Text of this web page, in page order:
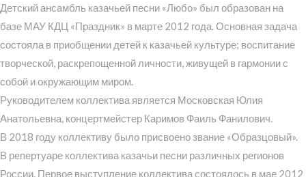
Детский ансамбль казачьей песни «Любо» был образован на
базе МАУ КДЦ «Праздник» в марте 2012 года. Основная задача
состояла в приобщении детей к казачьей культуре; воспитание
творческой, раскрепощенной личности, живущей в гармонии с
собой и окружающим миром.
Руководителем коллектива является Московская Юлия
Анатольевна, концертмейстер Каримов Фаиль Фанилович.
В 2018 году коллективу было присвоено звание «Образцовый».
В репертуаре коллектива казачьи песни различных регионов
России. Первое выступление коллектива состоялось в мае 2012